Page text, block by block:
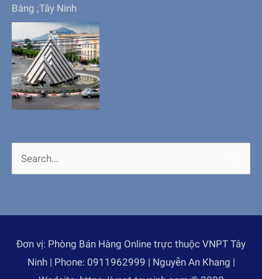
Bàng ;Tây Ninh
Search
for:
Đơn vị: Phòng Bán Hàng Online trực thuộc VNPT Tây
Ninh | Phone: 0911962999 | Nguyễn An Khang |